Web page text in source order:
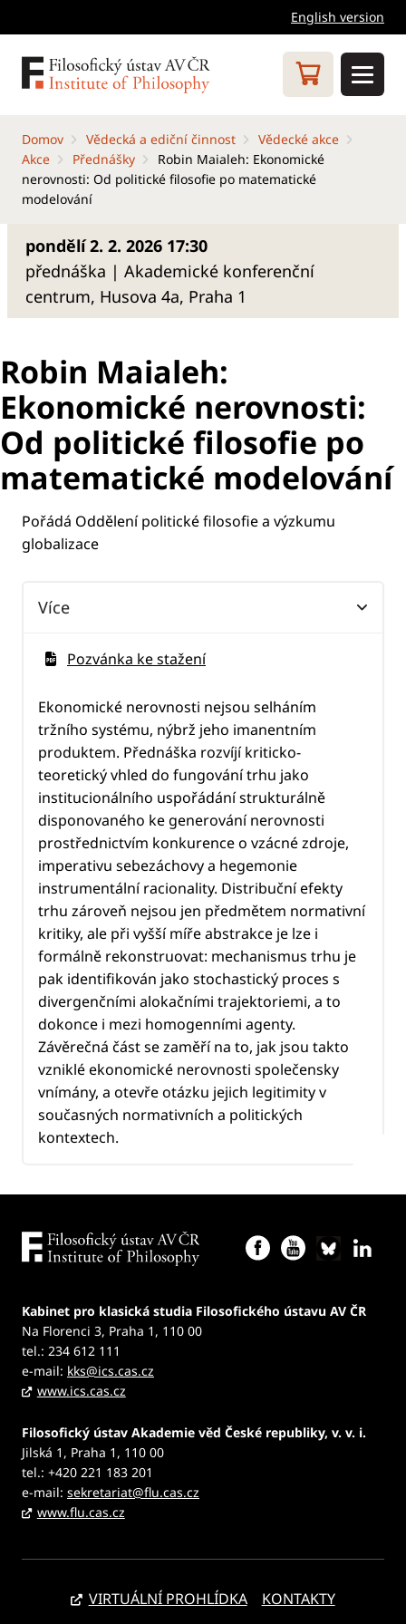
English version
Domov Vědecká a ediční činnost
Vědecké akce
Akce
Přednášky
Robin Maialeh: Ekonomické
nerovnosti: Od politické filosofie po matematické
modelování
pondělí 2. 2. 2026 17:30
přednáška | Akademické konferenční
centrum, Husova 4a, Praha 1
Robin Maialeh:
Ekonomické nerovnosti:
Od politické filosofie po
matematické modelování
Pořádá Oddělení politické filosofie a výzkumu
globalizace
Více
Pozvánka ke stažení
Ekonomické nerovnosti nejsou selháním
tržního systému, nýbrž jeho imanentním
produktem. Přednáška rozvíjí kriticko-
teoretický vhled do fungování trhu jako
institucionálního uspořádání strukturálně
disponovaného ke generování nerovnosti
prostřednictvím konkurence o vzácné zdroje,
imperativu sebezáchovy a hegemonie
instrumentální racionality. Distribuční efekty
trhu zároveň nejsou jen předmětem normativní
kritiky, ale při vyšší míře abstrakce je lze i
formálně rekonstruovat: mechanismus trhu je
pak identifikován jako stochastický proces s
divergenčními alokačními trajektoriemi, a to
dokonce i mezi homogenními agenty.
Závěrečná část se zaměří na to, jak jsou takto
vzniklé ekonomické nerovnosti společensky
vnímány, a otevře otázku jejich legitimity v
současných normativních a politických
kontextech.
Kabinet pro klasická studia Filosofického ústavu AV ČR
Na Florenci 3, Praha 1, 110 00
tel.: 234 612 111
e-mail: kks@ics.cas.cz
www.ics.cas.cz
Filosofický ústav Akademie věd České republiky, v. v. i.
Jilská 1, Praha 1, 110 00
tel.: +420 221 183 201
e-mail: sekretariat@flu.cas.cz
www.flu.cas.cz
VIRTUÁLNÍ PROHLÍDKA KONTAKTY